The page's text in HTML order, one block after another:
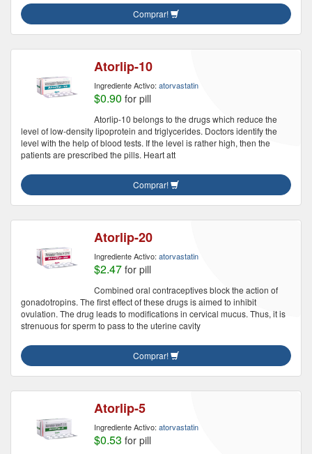
Comprar!
Atorlip-10
Ingrediente Activo: atorvastatin
$0.90 for pill
Atorlip-10 belongs to the drugs which reduce the
level of low-density lipoprotein and triglycerides. Doctors identify the
level with the help of blood tests. If the level is rather high, then the
patients are prescribed the pills. Heart att
Comprar!
Atorlip-20
Ingrediente Activo: atorvastatin
$2.47 for pill
Combined oral contraceptives block the action of
gonadotropins. The first effect of these drugs is aimed to inhibit
ovulation. The drug leads to modifications in cervical mucus. Thus, it is
strenuous for sperm to pass to the uterine cavity
Comprar!
Atorlip-5
Ingrediente Activo: atorvastatin
$0.53 for pill